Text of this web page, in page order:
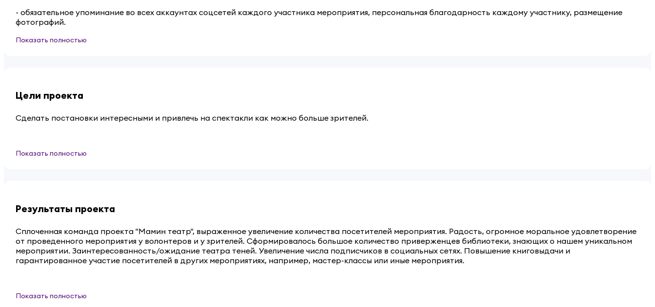
- обязательное упоминание во всех аккаунтах соцсетей каждого участника мероприятия, персональная благодарность каждому участнику, размещение
фотографий.
Показать полностью
Цели проекта
Сделать постановки интересными и привлечь на спектакли как можно больше зрителей.
Показать полностью
Результаты проекта
Сплоченная команда проекта "Мамин театр", выраженное увеличение количества посетителей мероприятия. Радость, огромное моральное удовлетворение
от проведенного мероприятия у волонтеров и у зрителей. Сформировалось большое количество приверженцев библиотеки, знающих о нашем уникальном
мероприятии. Заинтересованность/ожидание театра теней. Увеличение числа подписчиков в социальных сетях. Повышение книговыдачи и
гарантированное участие посетителей в других мероприятиях, например, мастер-классы или иные мероприятия.
Показать полностью